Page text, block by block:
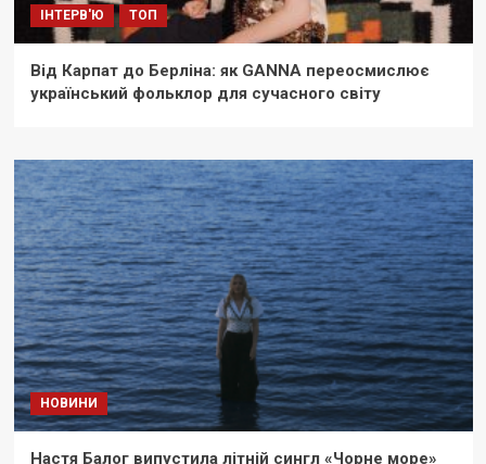
ІНТЕРВ'Ю ТОП
Від Карпат до Берліна: як GANNA переосмислює
український фольклор для сучасного світу
НОВИНИ
Настя Балог випустила літній сингл «Чорне море»